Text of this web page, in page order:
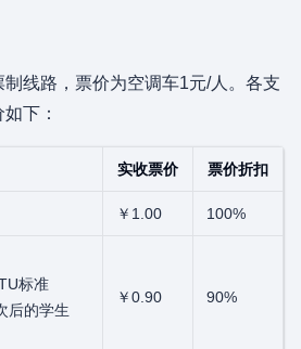
线路，票价为空调车1元/人。各支
下：
实收票价 票价折扣
￥1.00 100%
标准
后的学生
￥0.90 90%